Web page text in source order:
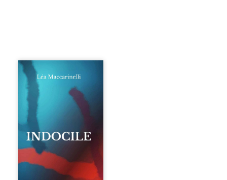
Quatre parties.
Quatre refus.
Quatre visages
d’une existence en
friction. Entre les
silences qu’on ne
déchiffre pas, les
amours qu’on
dérange, les corps
qu’on administre
et les liens qu’on
sabote, cet
ouvrage parle à